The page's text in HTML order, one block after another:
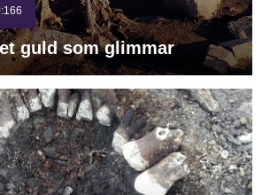
guld som glimmar